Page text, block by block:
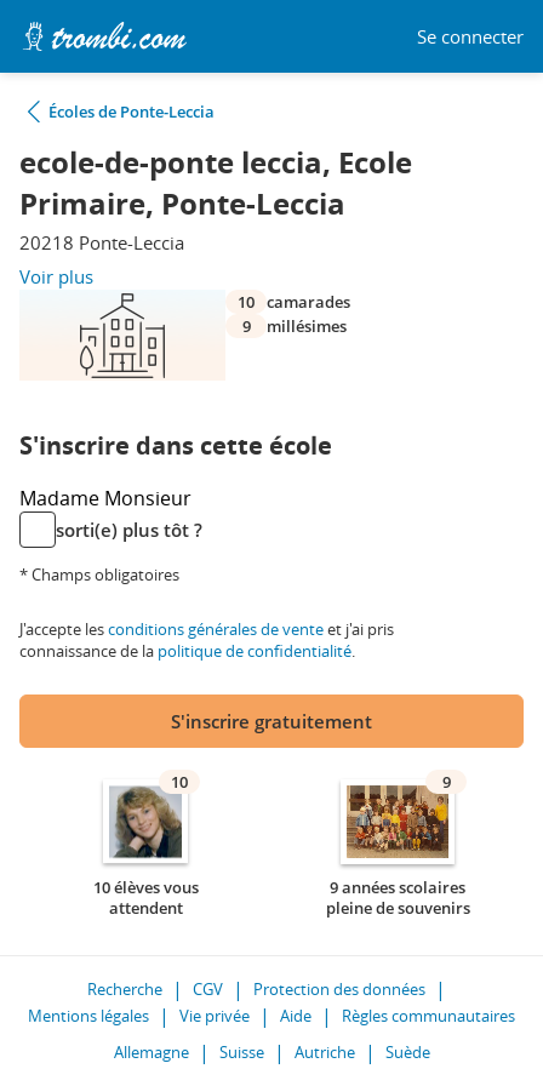
Se connecter
Écoles de Ponte-Leccia
ecole-de-ponte leccia, Ecole
Primaire, Ponte-Leccia
20218 Ponte-Leccia
Voir plus
10 camarades
9
millésimes
S'inscrire dans cette école
Madame Monsieur
sorti(e) plus tôt ?
* Champs obligatoires
J'accepte lesconditions générales de venteet j'ai pris
connaissance de la politique de confidentialité.
S'inscrire gratuitement
10
10 élèves vous
attendent
9
9 années scolaires
pleine de souvenirs
Recherche CGV
Protection des données
Mentions légales
Vie privée Aide
Règles communautaires
Allemagne
Suisse Autriche Suède